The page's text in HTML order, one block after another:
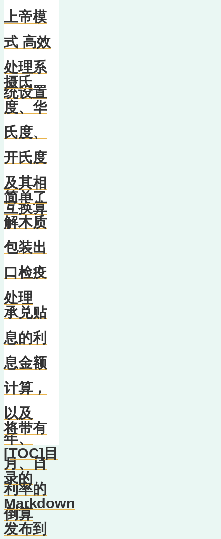
上帝模
式 高效
处理系
统设置
摄氏
度、华
氏度、
开氏度
及其相
互换算
简单了
解木质
包装出
口检疫
处理
承兑贴
息的利
息金额
计算，
以及
年、
月、日
利率的
倒算
将带有
[TOC]目
录的
Markdown
发布到